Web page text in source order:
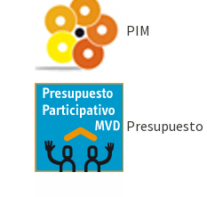
PIM